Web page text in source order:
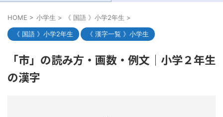
HOME > 小学生 > 《 国語 》小学2年生 >
《 国語 》小学2年生 《 漢字一覧 》小学生
「市」の読み方・画数・例文｜小学２年生
の漢字